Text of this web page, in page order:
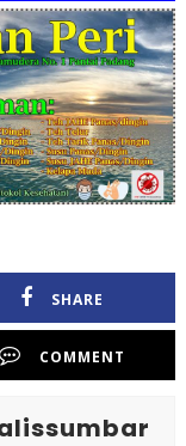
SHARE
COMMENT